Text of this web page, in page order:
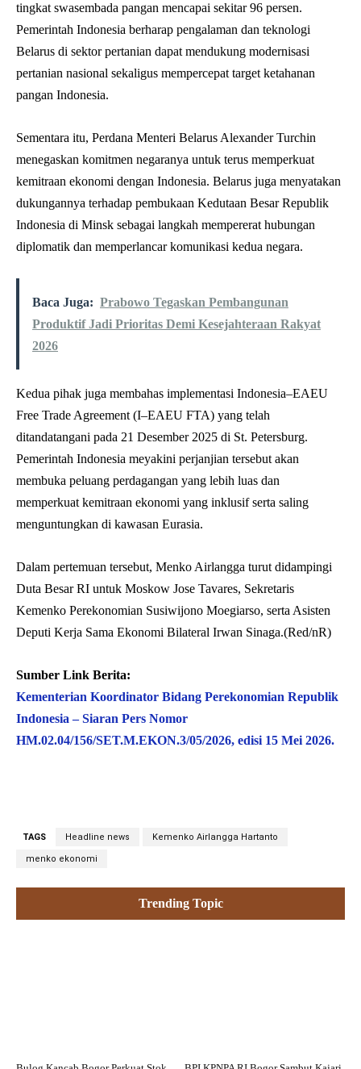
tingkat swasembada pangan mencapai sekitar 96 persen.
Pemerintah Indonesia berharap pengalaman dan teknologi
Belarus di sektor pertanian dapat mendukung modernisasi
pertanian nasional sekaligus mempercepat target ketahanan
pangan Indonesia.
Sementara itu, Perdana Menteri Belarus Alexander Turchin
menegaskan komitmen negaranya untuk terus memperkuat
kemitraan ekonomi dengan Indonesia. Belarus juga menyatakan
dukungannya terhadap pembukaan Kedutaan Besar Republik
Indonesia di Minsk sebagai langkah mempererat hubungan
diplomatik dan memperlancar komunikasi kedua negara.
Baca Juga: Prabowo Tegaskan Pembangunan
Produktif Jadi Prioritas Demi Kesejahteraan Rakyat
2026
Kedua pihak juga membahas implementasi Indonesia–EAEU
Free Trade Agreement (I–EAEU FTA) yang telah
ditandatangani pada 21 Desember 2025 di St. Petersburg.
Pemerintah Indonesia meyakini perjanjian tersebut akan
membuka peluang perdagangan yang lebih luas dan
memperkuat kemitraan ekonomi yang inklusif serta saling
menguntungkan di kawasan Eurasia.
Dalam pertemuan tersebut, Menko Airlangga turut didampingi
Duta Besar RI untuk Moskow Jose Tavares, Sekretaris
Kemenko Perekonomian Susiwijono Moegiarso, serta Asisten
Deputi Kerja Sama Ekonomi Bilateral Irwan Sinaga.(Red/nR)
Sumber Link Berita:
Kementerian Koordinator Bidang Perekonomian Republik
Indonesia – Siaran Pers Nomor
HM.02.04/156/SET.M.EKON.3/05/2026, edisi 15 Mei 2026.
TAGS Headline news Kemenko Airlangga Hartanto
menko ekonomi
Trending Topic